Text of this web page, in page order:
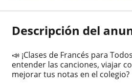
Descripción del
📣 ¡Clases de Francés para
entender las canciones, viajar
mejorar tus notas en el colegio?